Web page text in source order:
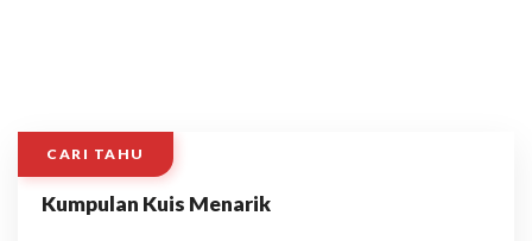
CARI TAHU
Kumpulan Kuis Menarik